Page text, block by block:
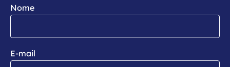
Nome
E-mail